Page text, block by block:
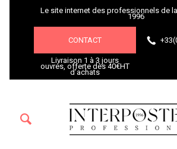
Livraison 1 à 3 jours
ouvrés, offerte dès 40€HT
d’achats
Le site internet des professionnels de
1996
CONTACT